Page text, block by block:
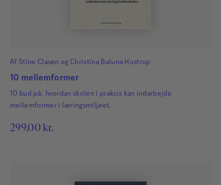
Af Stine Clasen og Christina Baluna Hostrup
10 mellemformer
10 bud på, hvordan skolen i praksis kan indarbejde
mellemformer i læringsmiljøet.
299,00 kr.